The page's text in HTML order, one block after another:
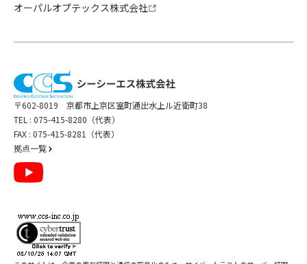
オーパルオプテックス株式会社
〒602-8019 京都市上京区室町通出水上ル近衛町38
TEL : 075-415-8280（代表）
FAX : 075-415-8281（代表）
拠点一覧